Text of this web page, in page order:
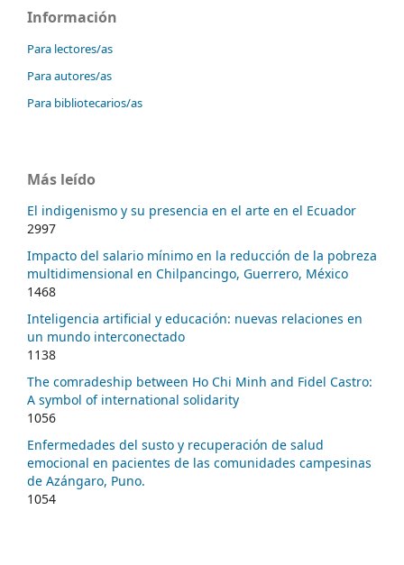
Información
Para lectores/as
Para autores/as
Para bibliotecarios/as
Más leído
El indigenismo y su presencia en el arte en el Ecuador
2997
Impacto del salario mínimo en la reducción de la pobreza
multidimensional en Chilpancingo, Guerrero, México
1468
Inteligencia artificial y educación: nuevas relaciones en
un mundo interconectado
1138
The comradeship between Ho Chi Minh and Fidel Castro:
A symbol of international solidarity
1056
Enfermedades del susto y recuperación de salud
emocional en pacientes de las comunidades campesinas
de Azángaro, Puno.
1054